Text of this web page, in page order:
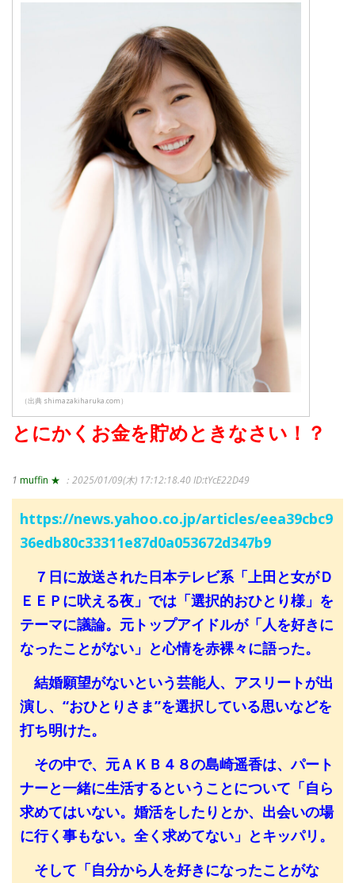
（出典 shimazakiharuka.com）
とにかくお金を貯めときなさい！？
1 muffin ★ ：2025/01/09(木) 17:12:18.40ID:tYcE22D49
https://news.yahoo.co.jp/articles/eea39cbc9
36edb80c33311e87d0a053672d347b9
７日に放送された日本テレビ系「上田と女がＤ
ＥＥＰに吠える夜」では「選択的おひとり様」を
テーマに議論。元トップアイドルが「人を好きに
なったことがない」と心情を赤裸々に語った。
結婚願望がないという芸能人、アスリートが出
演し、“おひとりさま”を選択している思いなどを
打ち明けた。
その中で、元ＡＫＢ４８の島崎遥香は、パート
ナーと一緒に生活するということについて「自ら
求めてはいない。婚活をしたりとか、出会いの場
に行く事もない。全く求めてない」とキッパリ。
そして「自分から人を好きになったことがな